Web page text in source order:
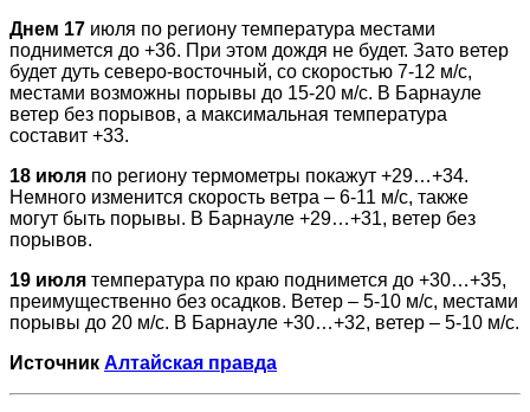
Днем 17 июля по региону температура местами
поднимется до +36. При этом дождя не будет. Зато ветер
будет дуть северо-восточный, со скоростью 7-12 м/с,
местами возможны порывы до 15-20 м/с. В Барнауле
ветер без порывов, а максимальная температура
составит +33.
18 июля по региону термометры покажут +29…+34.
Немного изменится скорость ветра – 6-11 м/с, также
могут быть порывы. В Барнауле +29…+31, ветер без
порывов.
19 июля температура по краю поднимется до +30…+35,
преимущественно без осадков. Ветер – 5-10 м/c, местами
порывы до 20 м/с. В Барнауле +30…+32, ветер – 5-10 м/c.
Источник Алтайская правда